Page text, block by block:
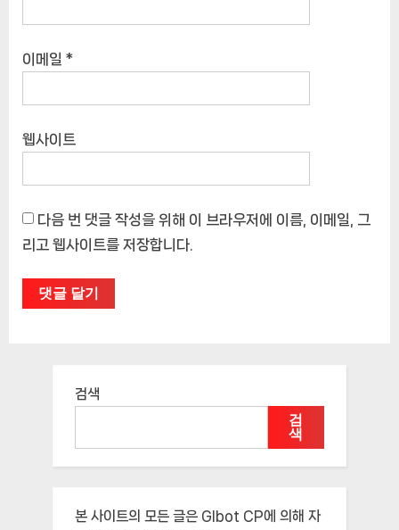
이메일 *
웹사이트
다음 번 댓글 작성을 위해 이 브라우저에 이름, 이메일, 그
리고 웹사이트를 저장합니다.
검색
검
색
본 사이트의 모든 글은 Glbot CP에 의해 자